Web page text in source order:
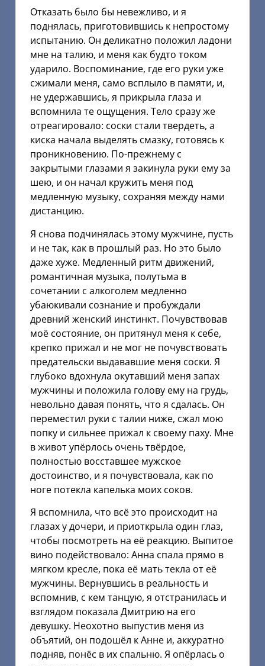
Отказать было бы невежливо, и я
поднялась, приготовившись к непростому
испытанию. Он деликатно положил ладони
мне на талию, и меня как будто током
ударило. Воспоминание, где его руки уже
сжимали меня, само всплыло в памяти, и,
не удержавшись, я прикрыла глаза и
вспомнила те ощущения. Тело сразу же
отреагировало: соски стали твердеть, а
киска начала выделять смазку, готовясь к
проникновению. По-прежнему с
закрытыми глазами я закинула руки ему за
шею, и он начал кружить меня под
медленную музыку, сохраняя между нами
дистанцию.
Я снова подчинялась этому мужчине, пусть
и не так, как в прошлый раз. Но это было
даже хуже. Медленный ритм движений,
романтичная музыка, полутьма в
сочетании с алкоголем медленно
убаюкивали сознание и пробуждали
древний женский инстинкт. Почувствовав
моё состояние, он притянул меня к себе,
крепко прижал и не мог не почувствовать
предательски выдававшие меня соски. Я
глубоко вдохнула окутавший меня запах
мужчины и положила голову ему на грудь,
невольно давая понять, что я сдалась. Он
переместил руки с талии ниже, сжал мою
попку и сильнее прижал к своему паху. Мне
в живот упёрлось очень твёрдое,
полностью восставшее мужское
достоинство, и я почувствовала, как по
ноге потекла капелька моих соков.
Я вспомнила, что всё это происходит на
глазах у дочери, и приоткрыла один глаз,
чтобы посмотреть на её реакцию. Выпитое
вино подействовало: Анна спала прямо в
мягком кресле, пока её мать текла от её
мужчины. Вернувшись в реальность и
вспомнив, с кем танцую, я отстранилась и
взглядом показала Дмитрию на его
девушку. Неохотно выпустив меня из
объятий, он подошёл к Анне и, аккуратно
подняв, понёс в их спальню. Я опёрлась о